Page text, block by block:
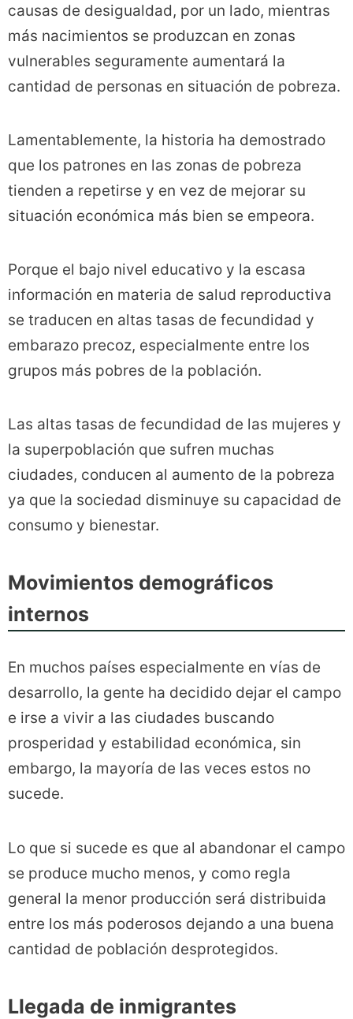
causas de desigualdad, por un lado, mientras
más nacimientos se produzcan en zonas
vulnerables seguramente aumentará la
cantidad de personas en situación de pobreza.
Lamentablemente, la historia ha demostrado
que los patrones en las zonas de pobreza
tienden a repetirse y en vez de mejorar su
situación económica más bien se empeora.
Porque el bajo nivel educativo y la escasa
información en materia de salud reproductiva
se traducen en altas tasas de fecundidad y
embarazo precoz, especialmente entre los
grupos más pobres de la población.
Las altas tasas de fecundidad de las mujeres y
la superpoblación que sufren muchas
ciudades, conducen al aumento de la pobreza
ya que la sociedad disminuye su capacidad de
consumo y bienestar.
Movimientos demográficos
internos
En muchos países especialmente en vías de
desarrollo, la gente ha decidido dejar el campo
e irse a vivir a las ciudades buscando
prosperidad y estabilidad económica, sin
embargo, la mayoría de las veces estos no
sucede.
Lo que si sucede es que al abandonar el campo
se produce mucho menos, y como regla
general la menor producción será distribuida
entre los más poderosos dejando a una buena
cantidad de población desprotegidos.
Llegada de inmigrantes